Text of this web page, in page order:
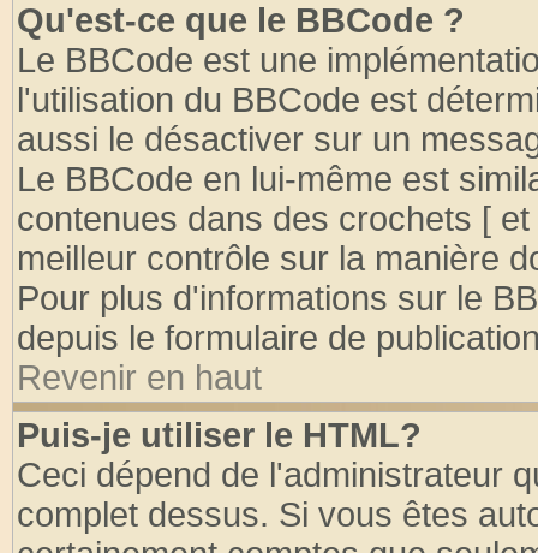
Qu'est-ce que le BBCode ?
Le BBCode est une
l'utilisation du BBCode est
aussi le désactiver sur un
Le BBCode en lui-même est
contenues dans des crochets [
meilleur contrôle sur la manière
Pour plus d'informations sur le
depuis le formulaire de
Revenir en haut
Puis-je utiliser le HTML?
Ceci dépend de l'administrateur
complet dessus. Si vous êtes